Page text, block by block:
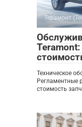
Терамонт
Техническое
Регламентные
стоимость